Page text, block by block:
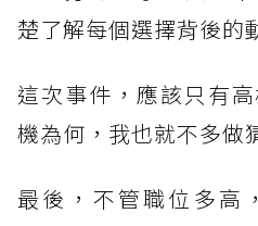
楚了解每個選擇背後的
這次事件，應該只有
機為何，我也就不多做
最後，不管職位多高